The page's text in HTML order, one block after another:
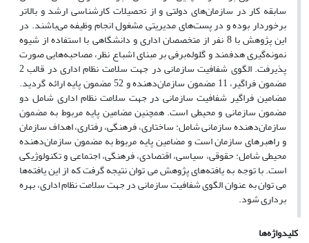
سابقه کار در سازمان‌های دولتی و از تحصیلات کارشناسی ارشد و بالاتر
برخوردار بوده و در پست‌های مدیریتی مشغول انجام وظیفه می‌باشند. در
این پژوهش با 8 نفر از متخصصان اداری و دانشگاهی با استفاده از شیوه
نمونه‌گیری هدفمند و گلوله‌برفی بر مبنای اشباع نظر، مصاحبه‌هایی صورت
پذیرفت. الگوی شفافیت سازمانی در جهت سلامت نظام اداری در قالب 2
مضمون فراگیر، 11 مضمون سازمان‌دهنده و 52 مضمون پایه ارائه گردید.
مضامین فراگیر شفافیت سازمانی در جهت سلامت نظام اداری شامل دو
مضمون سازمانی و محیطی است. همچنین مضامین پایه مربوط به مضمون
سازمان‌دهنده سازمانی شامل: ساختاری، فرهنگی، رفتاری، اهداف سازمان
و راهبرهای سازمان است و مضامین پایه مربوط به مضمون سازمان‌دهنده
محیطی شامل: حقوقی، سیاسی، اقتصادی، فرهنگی، اجتماعی و تکنولوژیکی
است. با توجه به یافته‌های پژوهش می توان نتیجه گرفت که از این یافته‌ها
می توان به عنوان الگوی شفافیت سازمانی در جهت سلامت نظام اداری، بهره
برداری شود.
کلیدواژه‌ها